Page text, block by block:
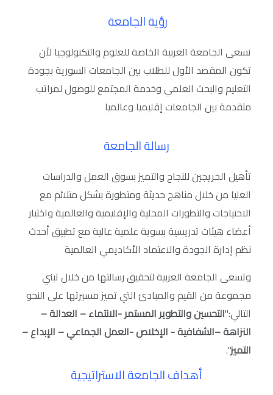
رؤية الجامعة
تسعى الجامعة العربية الخاصة للعلوم والتكنولوجيا لأن
تكون المقصد الأول للطلاب بين الجامعات السورية بجودة
التعليم والبحث العلمي وخدمة المجتمع للوصول لمراتب
متقدمة بين الجامعات إقليميا وعالميا
رسالة الجامعة
تأهيل الخريجين للنجاح والتميز بسوق العمل والدراسات
العليا من خلال مناهج حديثة ومتطورة بشكل متلائم مع
الاحتياجات والتطورات المحلية والإقليمية والعالمية واختيار
أعضاء هيئات تدريسية بسوية علمية عالية مع تطبيق أحدث
نظم إدارة الجودة والاعتماد الأكاديمي العالمية
وتسعى الجامعة العربية لتحقيق رسالتها من خلال تبني
مجموعة من القيم والمبادئ التي تميز مسيرتها على النحو
التالي:"التحسين والتطوير المستمر -الانتماء – العدالة –
النزاهة –الشفافية - الإخلاص -العمل الجماعي – الإبداع –
التميز".
أهداف الجامعة الاستراتيجية